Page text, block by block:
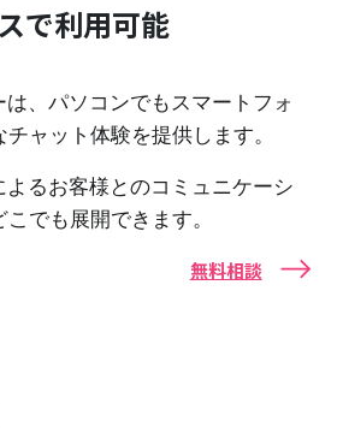
で利用可能
、パソコンでもスマートフォ
ャット体験を提供します。
るお客様とのコミュニケーシ
でも展開できます。
無料相談